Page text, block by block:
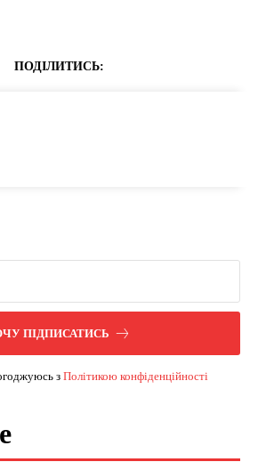
ПОДІЛИТИСЬ:
ПІДПИСАТИСЬ
з Політикою конфіденційності